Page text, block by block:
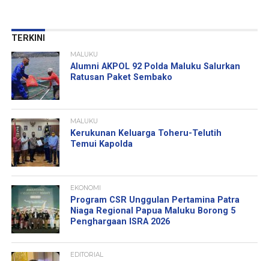
TERKINI
MALUKU
Alumni AKPOL 92 Polda Maluku Salurkan
Ratusan Paket Sembako
MALUKU
Kerukunan Keluarga Toheru-Telutih
Temui Kapolda
EKONOMI
Program CSR Unggulan Pertamina Patra
Niaga Regional Papua Maluku Borong 5
Penghargaan ISRA 2026
EDITORIAL